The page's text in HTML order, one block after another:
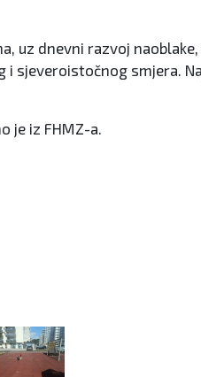
uz dnevni razvoj
sjeveroistočnog smjera.
je iz FHMZ-a.